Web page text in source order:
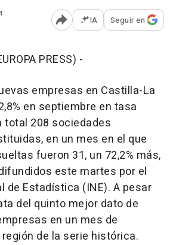
Abrir opciones para
IA Seguir en
PRESS) -
empresas en Castilla-La
en septiembre en tasa
total 208 sociedades
en un mes en el que
fueron 31, un 72,2% más,
este martes por el
de Estadística (INE). A pesar
del quinto mejor dato de
en un mes de
de la serie histórica.